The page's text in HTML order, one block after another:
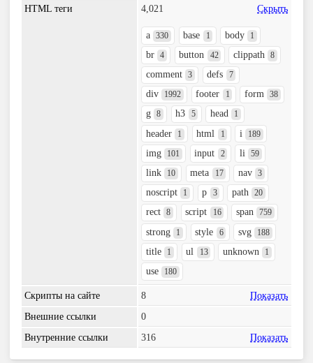
HTML теги
4,021 Скрыть
a 330 base 1 body 1
br 4 button 42 clippath 8
comment 3 defs 7
div 1992 footer 1 form 38
g 8 h3 5 head 1
header 1 html 1 i 189
img 101 input 2 li 59
link 10 meta 17 nav 3
noscript 1 p 3 path 20
rect 8 script 16 span 759
strong 1 style 6 svg 188
title 1 ul 13 unknown 1
use 180
Скрипты на сайте 8
Показать
Внешние ссылки
0
Внутренние ссылки
316 Показать